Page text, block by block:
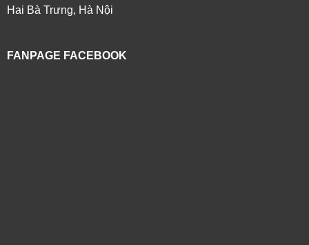
Hai Bà Trưng, Hà Nội
FANPAGE FACEBOOK